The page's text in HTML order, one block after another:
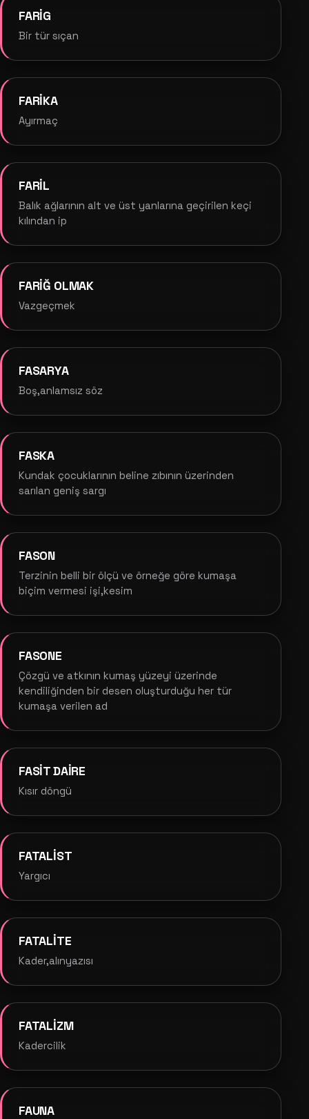
FARİG
Bir tür sıçan
FARİKA
Ayırmaç
FARİL
Balık ağlarının alt ve üst yanlarına geçirilen keçi
kılından ip
FARİĞ OLMAK
Vazgeçmek
FASARYA
Boş,anlamsız söz
FASKA
Kundak çocuklarının beline zıbının üzerinden
sarılan geniş sargı
FASON
Terzinin belli bir ölçü ve örneğe göre kumaşa
biçim vermesi işi,kesim
FASONE
Çözgü ve atkının kumaş yüzeyi üzerinde
kendiliğinden bir desen oluşturduğu her tür
kumaşa verilen ad
FASİT DAİRE
Kısır döngü
FATALİST
Yargıcı
FATALİTE
Kader,alınyazısı
FATALİZM
Kadercilik
FAUNA